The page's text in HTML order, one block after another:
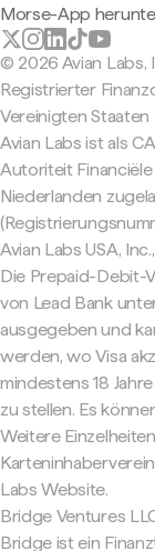
Morse-App
© 2026 Avian Labs,
Registrierter
Vereinigten Staaten
Avian Labs ist als
Autoriteit
Niederlanden
Avian Labs USA,
Die Prepaid-Debit-
von Lead Bank
ausgegeben und
werden, wo Visa
mindestens 18
zu stellen. Es
Weitere
Labs Website.
Bridge Ventures
Bridge ist ein